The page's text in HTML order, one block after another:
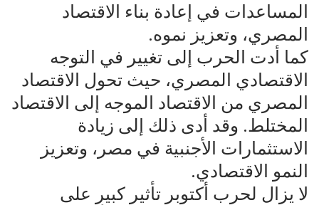
المساعدات في إعادة بناء الاقتصاد
المصري، وتعزيز نموه.
كما أدت الحرب إلى تغيير في التوجه
الاقتصادي المصري، حيث تحول الاقتصاد
المصري من الاقتصاد الموجه إلى الاقتصاد
المختلط. وقد أدى ذلك إلى زيادة
الاستثمارات الأجنبية في مصر، وتعزيز
النمو الاقتصادي.
لا يزال لحرب أكتوبر تأثير كبير على